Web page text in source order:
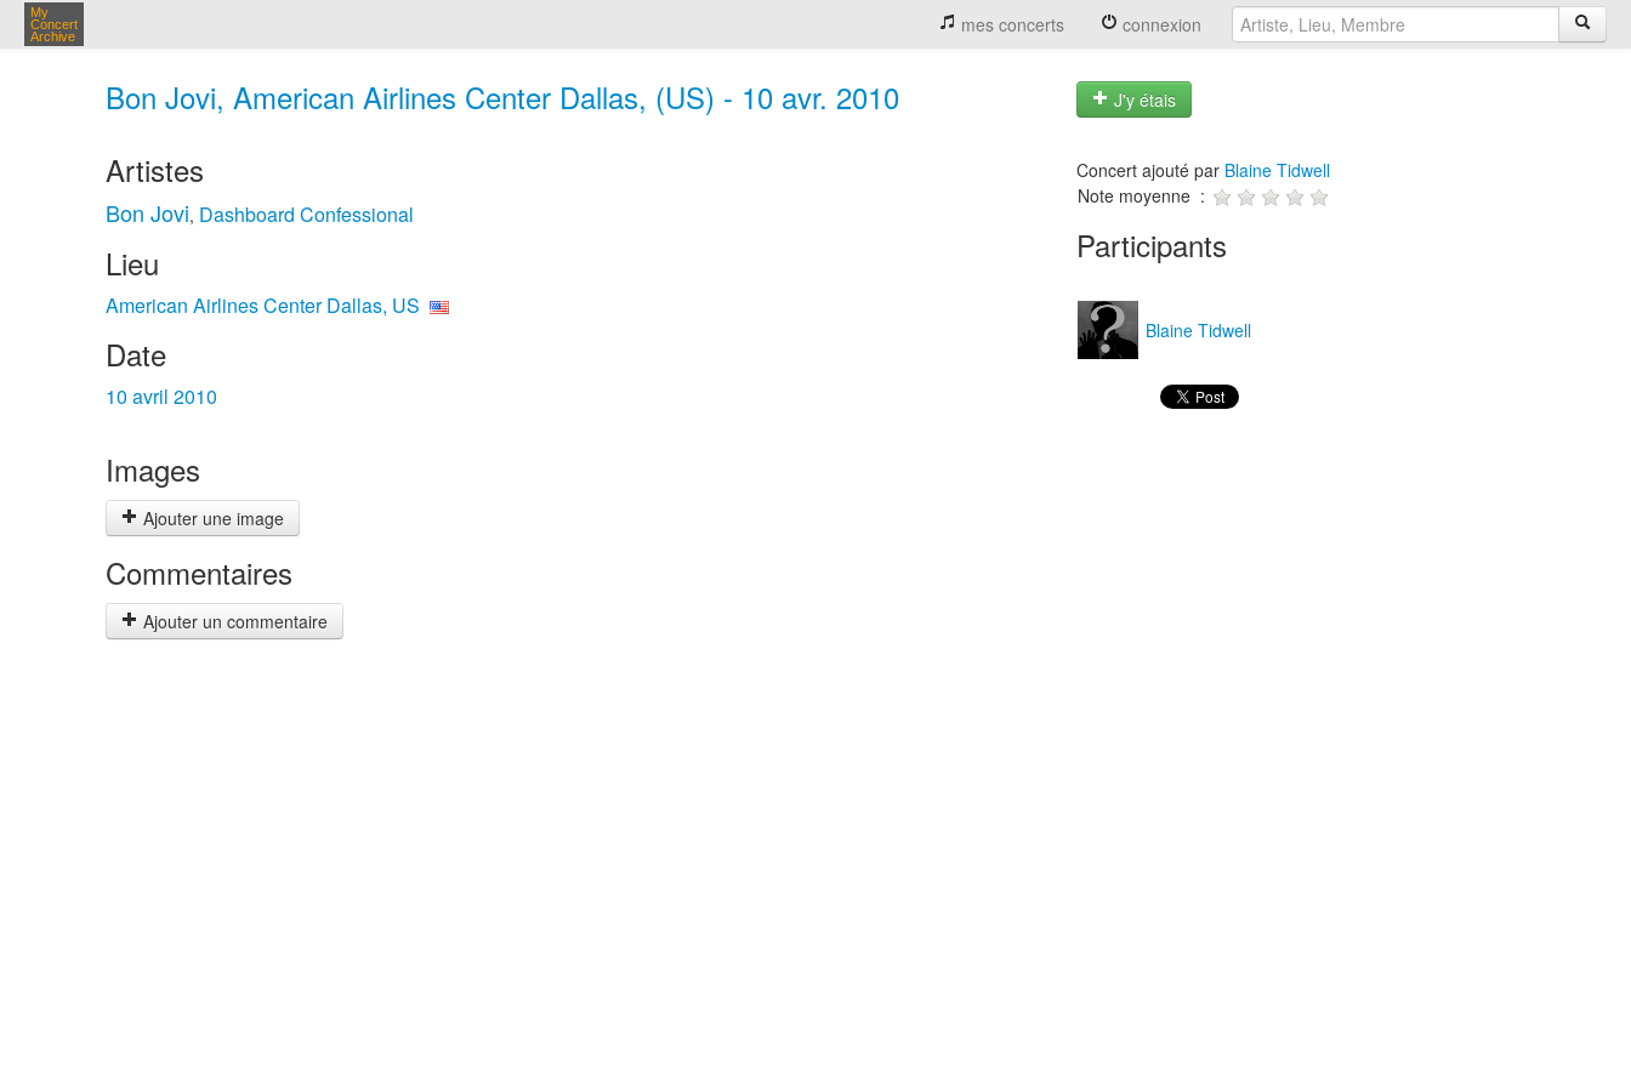
My
Concert
Archive
mes concerts connexion
Bon Jovi, American Airlines Center Dallas, (US) - 10 avr. 2010 J'y étais
Artistes
Bon Jovi, Dashboard Confessional
Lieu
American Airlines Center Dallas, US
Date
10 avril 2010
Images
Ajouter une image
Commentaires
Ajouter un commentaire
Concert ajouté par Blaine Tidwell
Note moyenne :
Participants
Blaine Tidwell